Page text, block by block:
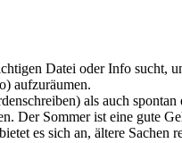
Datei oder Info sucht,
aufzuräumen.
als auch
Der Sommer ist eine gute
es sich an, ältere Sachen